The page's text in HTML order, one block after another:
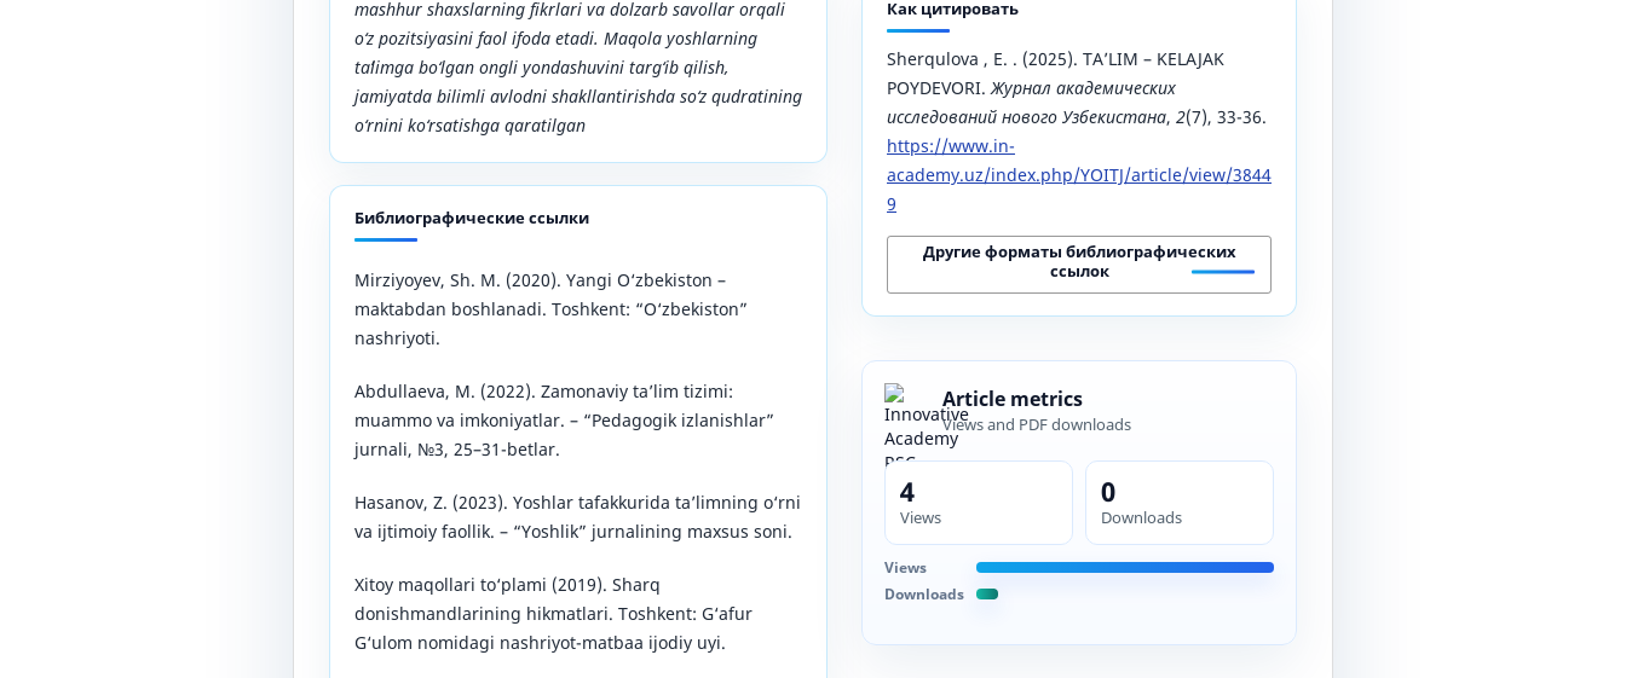
mashhur shaxslarning fikrlari va dolzarb savollar orqali
o‘z pozitsiyasini faol ifoda etadi. Maqola yoshlarning
taʼlimga bo‘lgan ongli yondashuvini targ‘ib qilish,
jamiyatda bilimli avlodni shakllantirishda so‘z qudratining
o‘rnini ko‘rsatishga qaratilgan
Библиографические ссылки
Mirziyoyev, Sh. M. (2020). Yangi O‘zbekiston –
maktabdan boshlanadi. Toshkent: “O‘zbekiston”
nashriyoti.
Abdullaeva, M. (2022). Zamonaviy taʼlim tizimi:
muammo va imkoniyatlar. – “Pedagogik izlanishlar”
jurnali, №3, 25–31-betlar.
Hasanov, Z. (2023). Yoshlar tafakkurida taʼlimning o‘rni
va ijtimoiy faollik. – “Yoshlik” jurnalining maxsus soni.
Xitoy maqollari to‘plami (2019). Sharq
donishmandlarining hikmatlari. Toshkent: G‘afur
G‘ulom nomidagi nashriyot-matbaa ijodiy uyi.
Как цитировать
Sherqulova , E. . (2025). TAʼLIM – KELAJAK
POYDEVORI.Журнал академических
исследований нового Узбекистана, 2(7), 33-36.
https://www.in-
academy.uz/index.php/YOITJ/article/view/3844
9
Другие форматы библиографических
ссылок
Article metrics
Views and PDF downloads
4
Views
0
Downloads
Views
Downloads